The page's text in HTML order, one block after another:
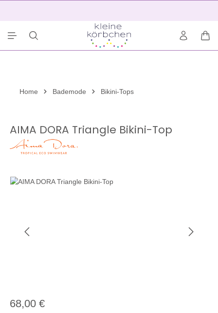
Home Bademode Bikini-Tops
AIMA DORA Triangle Bikini-Top
Bildergalerie überspringen
68,00 €